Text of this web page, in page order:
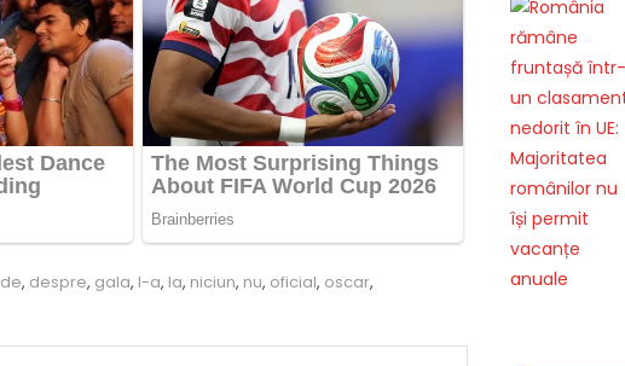
de, despre, gala, l-a, la, niciun, nu, oficial, oscar,